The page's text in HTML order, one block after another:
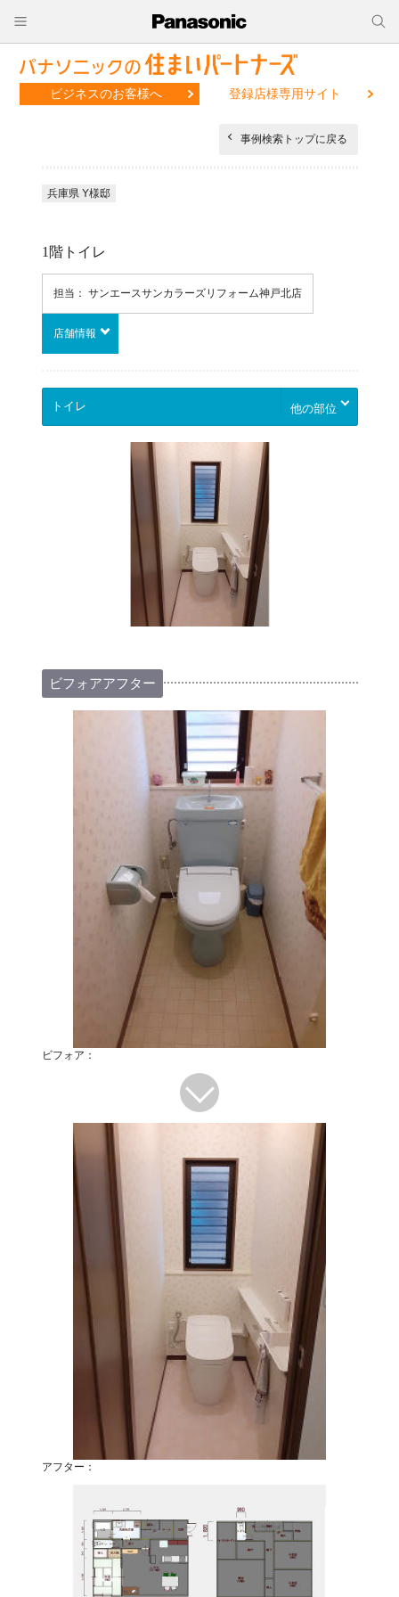
ビジネスのお客様へ 登録店様専用サイト
事例検索トップに戻る
兵庫県 Y様邸
1階トイレ
担当： サンエースサンカラーズリフォーム神戸北店
店舗情報
他の部位
ビフォアアフター
ビフォア：
アフター：